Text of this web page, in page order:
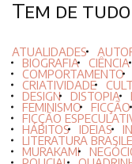
Tem de tudo
ATUALIDADES
BIOGRAFIA CIÊNCIA
COMPORTAMENTO
CRIATIVIDADE
DESIGN DISTOPIA
FEMINISMO FICÇÃO
FICÇÃO
HÁBITOS IDEIAS
LITERATURA
MURAKAMI